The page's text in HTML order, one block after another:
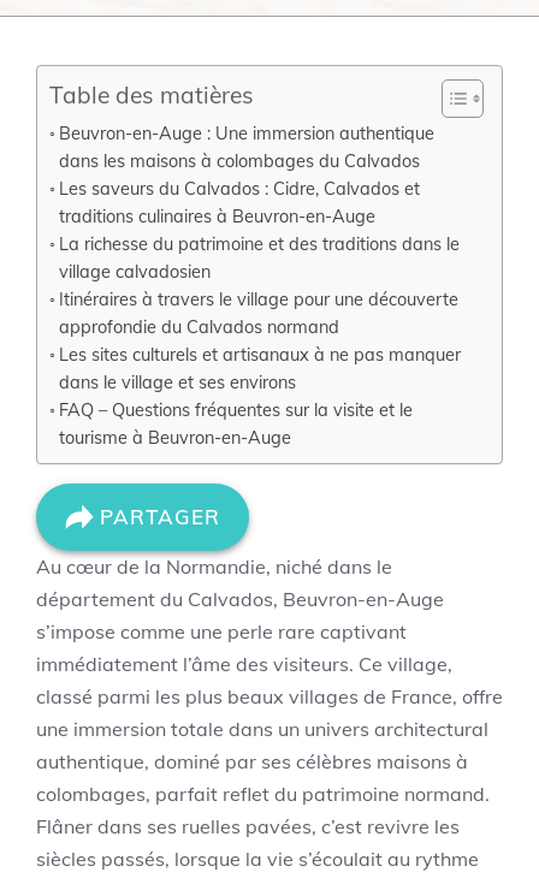
Table des matières
Beuvron-en-Auge : Une immersion authentique
dans les maisons à colombages du Calvados
Les saveurs du Calvados : Cidre, Calvados et
traditions culinaires à Beuvron-en-Auge
La richesse du patrimoine et des traditions dans le
village calvadosien
Itinéraires à travers le village pour une découverte
approfondie du Calvados normand
Les sites culturels et artisanaux à ne pas manquer
dans le village et ses environs
FAQ – Questions fréquentes sur la visite et le
tourisme à Beuvron-en-Auge
PARTAGER
Au cœur de la Normandie, niché dans le
département du Calvados, Beuvron-en-Auge
s’impose comme une perle rare captivant
immédiatement l’âme des visiteurs. Ce village,
classé parmi les plus beaux villages de France, offre
une immersion totale dans un univers architectural
authentique, dominé par ses célèbres maisons à
colombages, parfait reflet du patrimoine normand.
Flâner dans ses ruelles pavées, c’est revivre les
siècles passés, lorsque la vie s’écoulait au rythme